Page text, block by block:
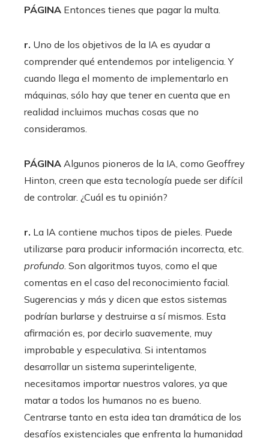
PÁGINA Entonces tienes que pagar la multa.
r. Uno de los objetivos de la IA es ayudar a
comprender qué entendemos por inteligencia. Y
cuando llega el momento de implementarlo en
máquinas, sólo hay que tener en cuenta que en
realidad incluimos muchas cosas que no
consideramos.
PÁGINA Algunos pioneros de la IA, como Geoffrey
Hinton, creen que esta tecnología puede ser difícil
de controlar. ¿Cuál es tu opinión?
r. La IA contiene muchos tipos de pieles. Puede
utilizarse para producir información incorrecta, etc.
profundo. Son algoritmos tuyos, como el que
comentas en el caso del reconocimiento facial.
Sugerencias y más y dicen que estos sistemas
podrían burlarse y destruirse a sí mismos. Esta
afirmación es, por decirlo suavemente, muy
improbable y especulativa. Si intentamos
desarrollar un sistema superinteligente,
necesitamos importar nuestros valores, ya que
matar a todos los humanos no es bueno.
Centrarse tanto en esta idea tan dramática de los
desafíos existenciales que enfrenta la humanidad